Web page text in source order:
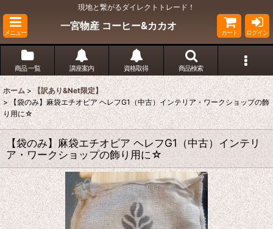
現地と繋がるダイレクトトレード！
メニュー
一宮物産 コーヒー&カカオ
カート ログイン
商品 一覧 講座案内 資格取得 商品検索
ホーム > 【訳あり&Net限定】
> 【袋のみ】麻袋エチオピア ヘレフG1（中古）インテリア・ワークショップの飾
り用に☆
【袋のみ】麻袋エチオピア ヘレフG1（中古）インテリ
ア・ワークショップの飾り用に☆